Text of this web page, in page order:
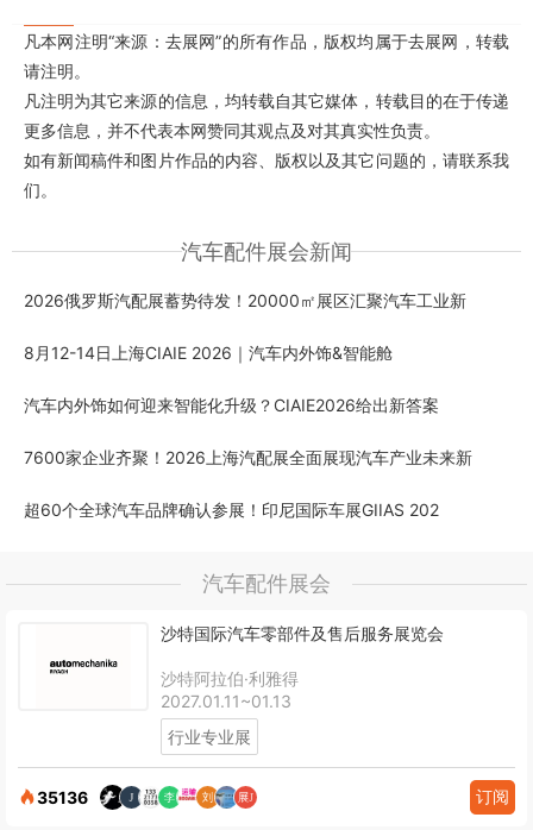
凡本网注明“来源：去展网”的所有作品，版权均属于去展网，转载
请注明。
凡注明为其它来源的信息，均转载自其它媒体，转载目的在于传递
更多信息，并不代表本网赞同其观点及对其真实性负责。
如有新闻稿件和图片作品的内容、版权以及其它问题的，请联系我
们。
汽车配件展会新闻
2026俄罗斯汽配展蓄势待发！20000㎡展区汇聚汽车工业新
8月12-14日上海CIAIE 2026｜汽车内外饰&智能舱
汽车内外饰如何迎来智能化升级？CIAIE2026给出新答案
7600家企业齐聚！2026上海汽配展全面展现汽车产业未来新
超60个全球汽车品牌确认参展！印尼国际车展GIIAS 202
汽车配件展会
沙特国际汽车零部件及售后服务展览会
沙特阿拉伯·利雅得
2027.01.11~01.13
行业专业展
35136 订阅